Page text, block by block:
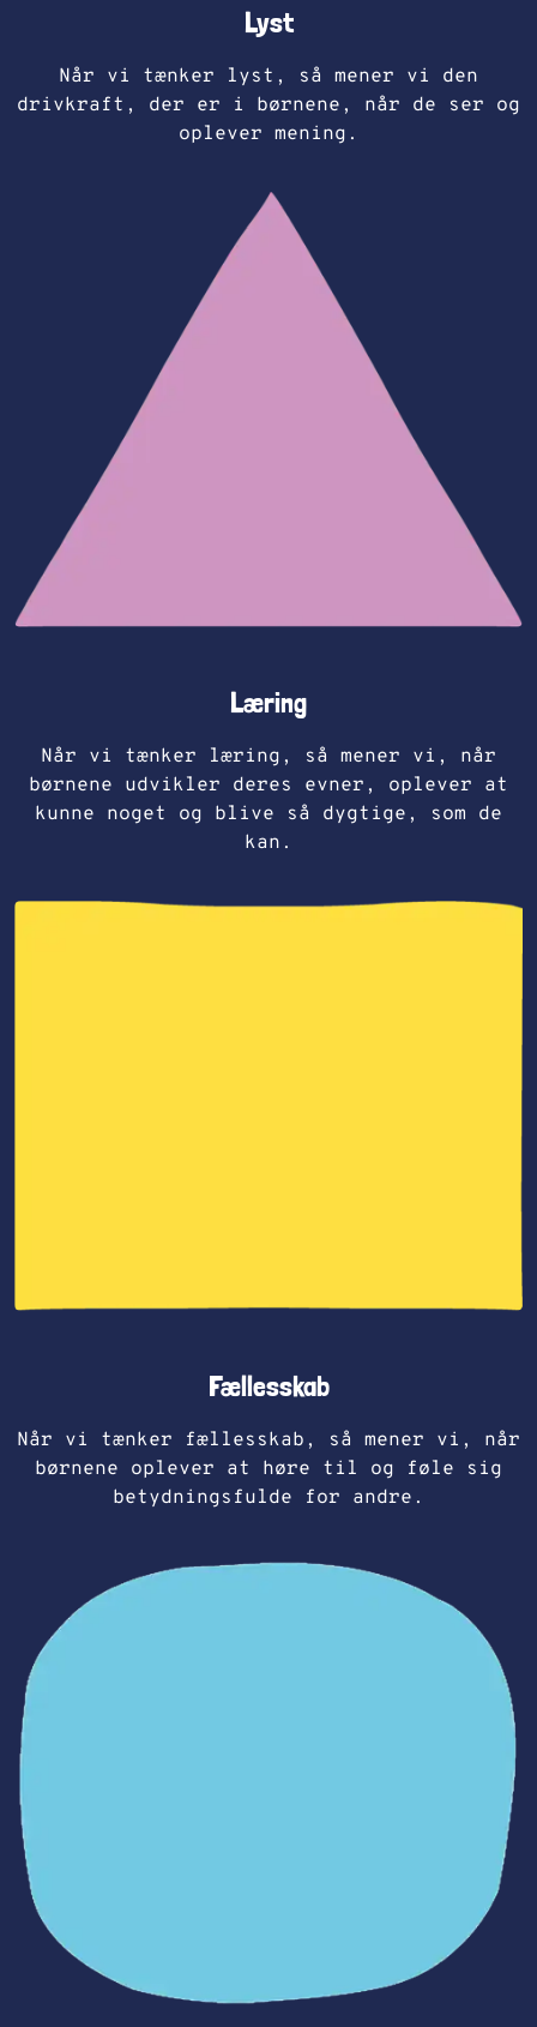
Lyst
Når vi tænker lyst, så mener vi den
drivkraft, der er i børnene, når de ser og
oplever mening.
Læring
Når vi tænker læring, så mener vi, når
børnene udvikler deres evner, oplever at
kunne noget og blive så dygtige, som de
kan.
Fællesskab
Når vi tænker fællesskab, så mener vi, når
børnene oplever at høre til og føle sig
betydningsfulde for andre.